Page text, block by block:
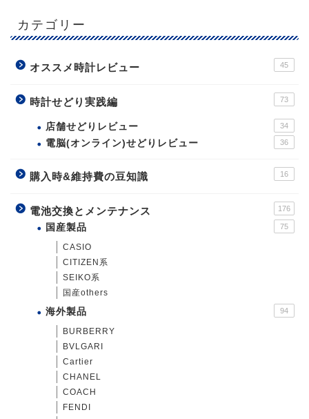
カテゴリー
オススメ時計レビュー 45
時計せどり実践編 73
店舗せどりレビュー 34
電脳(オンライン)せどりレビュー 36
購入時&維持費の豆知識 16
電池交換とメンテナンス 176
国産製品 75
CASIO
CITIZEN系
SEIKO系
国産others
海外製品 94
BURBERRY
BVLGARI
Cartier
CHANEL
COACH
FENDI